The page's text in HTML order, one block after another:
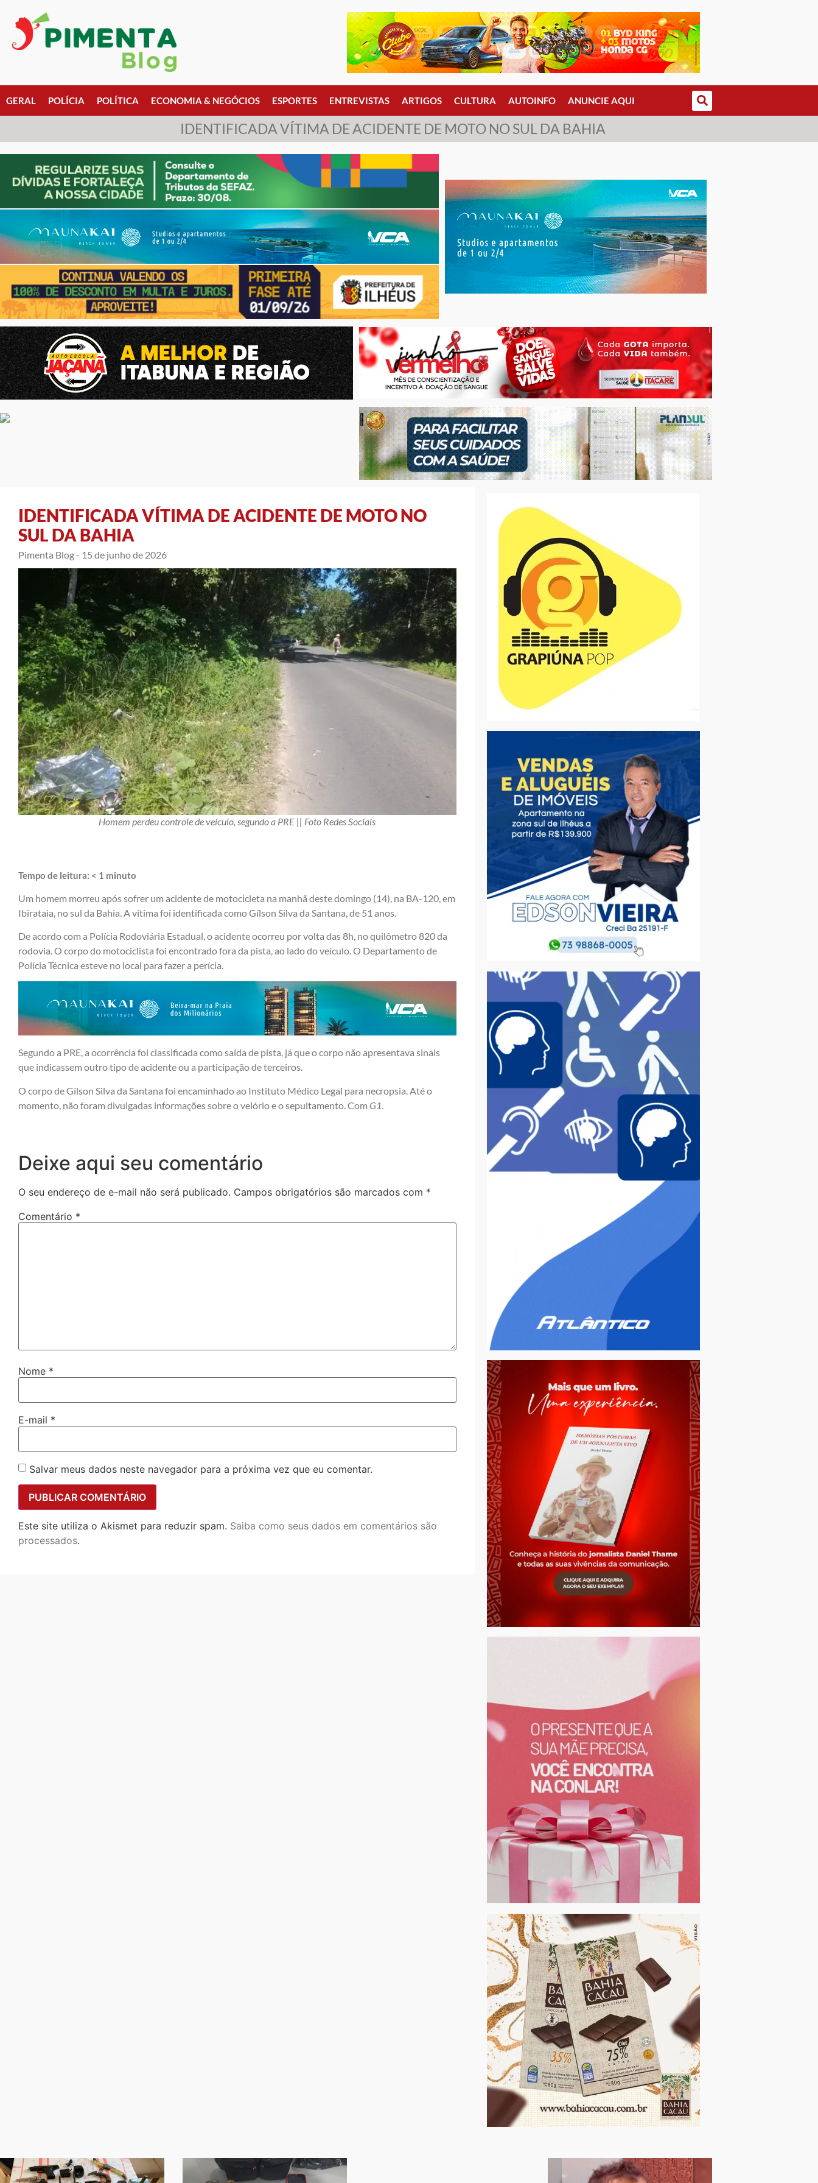
GERAL POLÍCIA POLÍTICA ECONOMIA & NEGÓCIOS ESPORTES ENTREVISTAS ARTIGOS CULTURA AUTOINFO ANUNCIE AQUI
IDENTIFICADA VÍTIMA DE ACIDENTE DE MOTO NO SUL DA BAHIA
IDENTIFICADA VÍTIMA DE ACIDENTE DE MOTO NO
SUL DA BAHIA
Pimenta Blog - 15 de junho de 2026
Homem perdeu controle de veículo, segundo a PRE || Foto Redes Sociais
Tempo de leitura: < 1 minuto
Um homem morreu após sofrer um acidente de motocicleta na manhã deste domingo (14), na BA-120, em
Ibirataia, no sul da Bahia. A vítima foi identificada como Gílson Silva da Santana, de 51 anos.
De acordo com a Polícia Rodoviária Estadual, o acidente ocorreu por volta das 8h, no quilômetro 820 da
rodovia. O corpo do motociclista foi encontrado fora da pista, ao lado do veículo. O Departamento de
Polícia Técnica esteve no local para fazer a perícia.
Segundo a PRE, a ocorrência foi classificada como saída de pista, já que o corpo não apresentava sinais
que indicassem outro tipo de acidente ou a participação de terceiros.
O corpo de Gílson Silva da Santana foi encaminhado ao Instituto Médico Legal para necropsia. Até o
momento, não foram divulgadas informações sobre o velório e o sepultamento. Com G1
Deixe aqui seu comentário
O seu endereço de e-mail não será publicado. Campos obrigatórios são marcados com *
Comentário *
Nome *
E-mail *
Salvar meus dados neste navegador para a próxima vez que eu comentar.
Este site utiliza o Akismet para reduzir spam. Saiba como seus dados em comentários são
processados.